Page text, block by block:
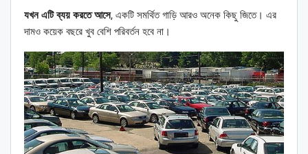
যখন এটি ব্যয় করতে আসে, একটি সমর্থিত গাড়ি আরও অনেক কিছু জিতে। এর
দামও কয়েক বছরে খুব বেশি পরিবর্তন হবে না।